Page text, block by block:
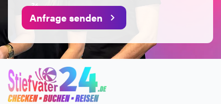
Anfrage senden